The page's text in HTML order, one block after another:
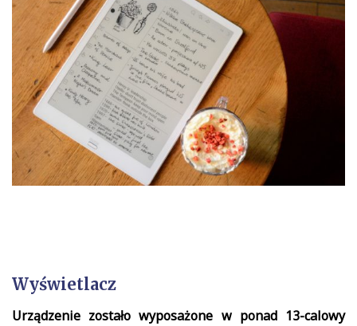
Wyświetlacz
Urządzenie zostało wyposażone w ponad 13-calowy